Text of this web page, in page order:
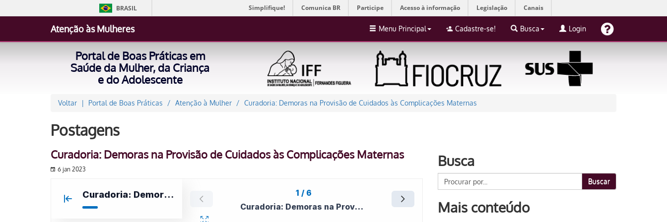
BRASIL Simplifique! Comunica BR Participe Acesso à informação Legislação Canais
Atenção às Mulheres Menu Principal Cadastre-se! Busca Login
Portal de Boas Práticas em
Saúde da Mulher, da Criança
e do Adolescente
Voltar Portal de Boas Práticas Atenção à Mulher Curadoria: Demoras na Provisão de Cuidados às Complicações Maternas
Postagens
Curadoria: Demoras na Provisão de Cuidados às Complicações Maternas
6 jan 2023 Busca
Buscar
Mais conteúdo